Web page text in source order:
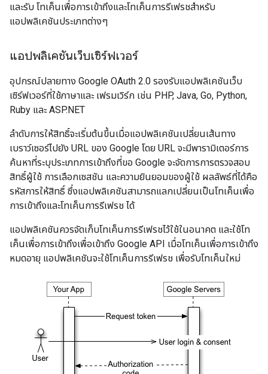
และรับ โทเค็นเพื่อการเข้าถึงและโทเค็นการรีเฟรชสำหรับ
แอปพลิเคชันประเภทต่างๆ
แอปพลิเคชันเว็บเซิร์ฟเวอร์
อุปกรณ์ปลายทาง Google OAuth 2.0 รองรับแอปพลิเคชันเว็บ
เซิร์ฟเวอร์ที่ใช้ภาษาและ เฟรมเวิร์ก เช่น PHP, Java, Go, Python,
Ruby และ ASP.NET
ลำดับการให้สิทธิ์จะเริ่มต้นขึ้นเมื่อแอปพลิเคชันเปลี่ยนเส้นทาง
เบราว์เซอร์ไปยัง URL ของ Google โดย URL จะมีพารามิเตอร์การ
ค้นหาที่ระบุประเภทการเข้าถึงที่ขอ Google จะจัดการการตรวจสอบ
สิทธิ์ผู้ใช้ การเลือกเซสชัน และความยินยอมของผู้ใช้ ผลลัพธ์ที่ได้คือ
รหัสการให้สิทธิ์ ซึ่งแอปพลิเคชันสามารถแลกเปลี่ยนเป็นโทเค็นเพื่อ
การเข้าถึงและโทเค็นการรีเฟรช ได้
แอปพลิเคชันควรจัดเก็บโทเค็นการรีเฟรชไว้ใช้ในอนาคต และใช้โท
เค็นเพื่อการเข้าถึงเพื่อเข้าถึง Google API เมื่อโทเค็นเพื่อการเข้าถึง
หมดอายุ แอปพลิเคชันจะใช้โทเค็นการรีเฟรช เพื่อรับโทเค็นใหม่